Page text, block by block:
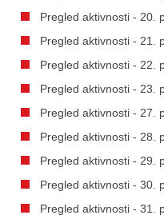
Pregled aktivnosti - 20.
Pregled aktivnosti - 21.
Pregled aktivnosti - 22.
Pregled aktivnosti - 23.
Pregled aktivnosti - 27.
Pregled aktivnosti - 28.
Pregled aktivnosti - 29.
Pregled aktivnosti - 30.
Pregled aktivnosti - 31.